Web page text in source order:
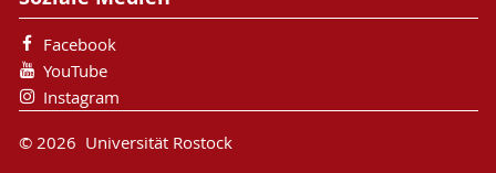
Facebook
YouTube
Instagram
© 2026 Universität Rostock